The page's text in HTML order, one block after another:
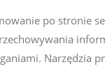
po stronie
Narzędzia